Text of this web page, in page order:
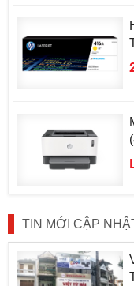
TIN MỚI CẬP